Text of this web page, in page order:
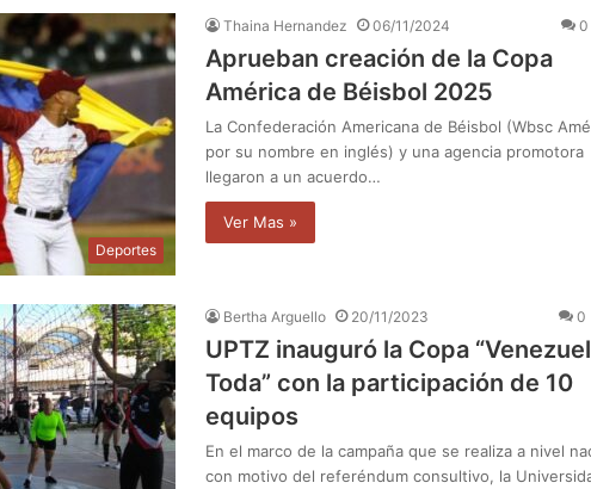
Deportes
Thaina Hernandez 06/11/2024 0
Aprueban creación de la Copa
América de Béisbol 2025
La Confederación Americana de Béisbol (Wbsc
por su nombre en inglés) y una agencia promotora
llegaron a un acuerdo…
Ver Mas »
Bertha Arguello 20/11/2023 0
UPTZ inauguró la Copa
Toda” con la participación de 10
equipos
En el marco de la campaña que se realiza a nivel
con motivo del referéndum consultivo, la